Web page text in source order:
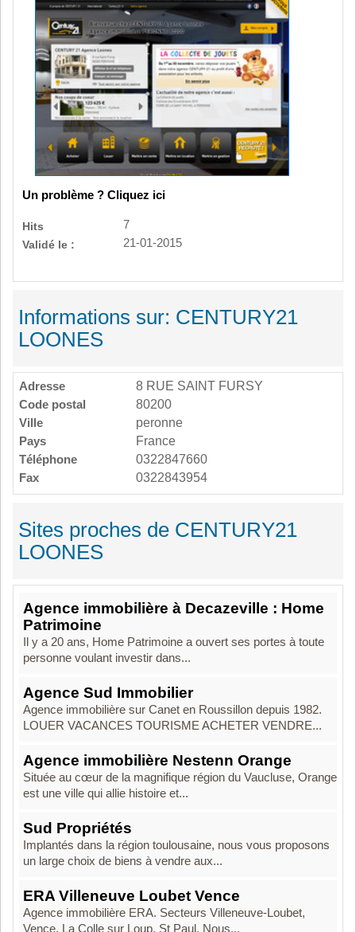
Un problème ? Cliquez ici
Hits
7
Validé le :
21-01-2015
Informations sur: CENTURY21
LOONES
Adresse
8 RUE SAINT FURSY
Code postal
80200
Ville
peronne
Pays
France
Téléphone
0322847660
Fax
0322843954
Sites proches de CENTURY21
LOONES
Agence immobilière à Decazeville : Home
Patrimoine
Il y a 20 ans, Home Patrimoine a ouvert ses portes à toute
personne voulant investir dans...
Agence Sud Immobilier
Agence immobilière sur Canet en Roussillon depuis 1982.
LOUER VACANCES TOURISME ACHETER VENDRE...
Agence immobilière Nestenn Orange
Située au cœur de la magnifique région du Vaucluse, Orange
est une ville qui allie histoire et...
Sud Propriétés
Implantés dans la région toulousaine, nous vous proposons
un large choix de biens à vendre aux...
ERA Villeneuve Loubet Vence
Agence immobilière ERA. Secteurs Villeneuve-Loubet,
Vence, La Colle sur Loup, St Paul. Nous...